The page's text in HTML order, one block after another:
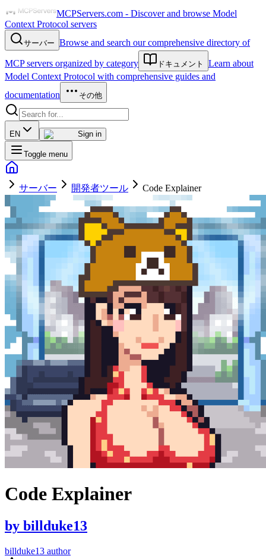
MCPServers.com - Discover and browse Model
Context Protocol servers
サーバー Browse and search our comprehensive directory of
MCP servers organized by category ドキュメント
Learn about
Model Context Protocol with comprehensive guides and
documentation
その他
EN Sign in
Toggle menu
サーバー 開発者ツール Code Explainer
Code Explainer
by billduke13
billduke13 author